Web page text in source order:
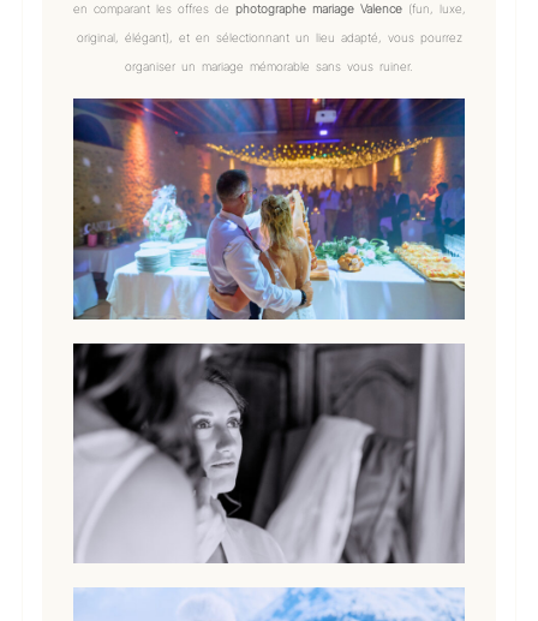
en comparant les offres de photographe mariage Valence(fun, luxe,
original, élégant), et en sélectionnant un lieu adapté, vous pourrez
organiser un mariage mémorable sans vous ruiner.